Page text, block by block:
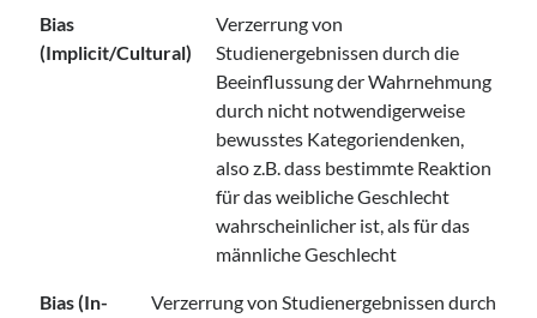
Bias
(Implicit/Cultural)
Verzerrung von
Studienergebnissen durch die
Beeinflussung der Wahrnehmung
durch nicht notwendigerweise
bewusstes Kategoriendenken,
also z.B. dass bestimmte Reaktion
für das weibliche Geschlecht
wahrscheinlicher ist, als für das
männliche Geschlecht
Bias (In-
Verzerrung von Studienergebnissen durch